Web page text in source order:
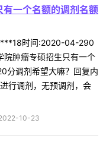
一个名额的调剂名额
时间:2020-04-290
肿瘤专硕招生只有一个
分调剂希望大嘛？回复内
行调剂，无预调剂，会
10-23